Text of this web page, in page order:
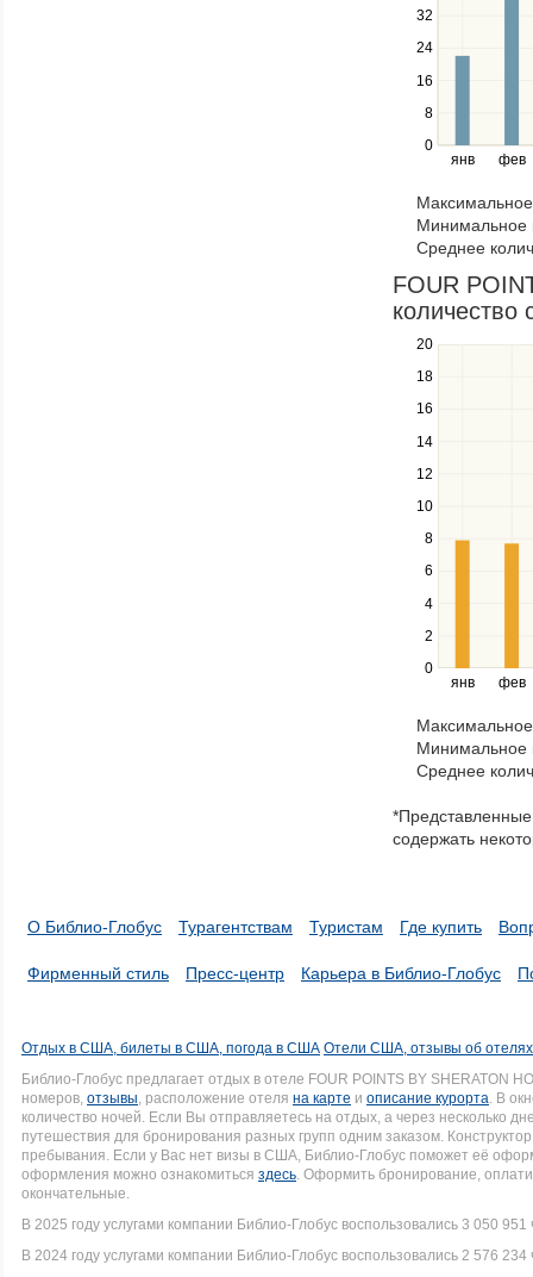
янв фев
0
8
16
24
32
series.
Use
the
and
right
navigate
through
items
in
a
series.
Минимальное
Среднее
FOUR
количество
янв фев
0
2
4
6
8
10
12
14
16
18
20
Use
the
and
down
to
navigate
series.
Use
the
and
right
navigate
through
items
a
series.
Минимальное
Среднее
содержать
О Библио-Глобус Турагентствам Туристам Где купить
Фирменный стиль Пресс-центр Карьера в Библио-Глобус
Отдых в США, билеты в США, погода в США Отели США, отзывы об
Библио-Глобус предлагает отдых в отеле FOUR POINTS BY
номеров, отзывы, расположение отеля на карте и описание курорта. В
количество ночей. Если Вы отправляетесь на отдых, а через несколько
путешествия для бронирования разных групп одним заказом.
пребывания. Если у Вас нет визы в США, Библио-Глобус поможет её
оформления можно ознакомиться здесь. Оформить бронирование,
окончательные.
В 2025 году услугами компании Библио-Глобус воспользовались 3 050 951
В 2024 году услугами компании Библио-Глобус воспользовались 2 576 234